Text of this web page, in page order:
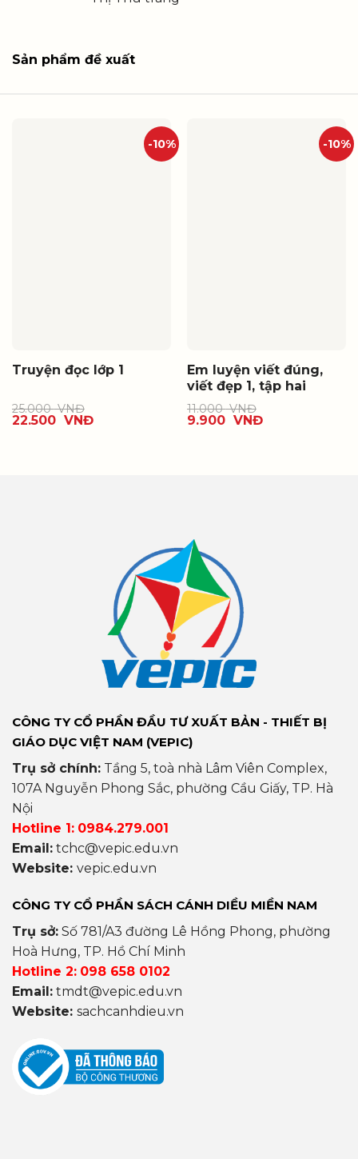
Sản phẩm đề xuất
-10%
Truyện đọc lớp 1
25.000VNĐ
22.500 VNĐ
-10%
Em luyện viết đúng,
viết đẹp 1, tập hai
11.000VNĐ
9.900 VNĐ
CÔNG TY CỔ PHẦN ĐẦU TƯ XUẤT BẢN - THIẾT BỊ
GIÁO DỤC VIỆT NAM (VEPIC)
Trụ sở chính: Tầng 5, toà nhà Lâm Viên Complex,
107A Nguyễn Phong Sắc, phường Cầu Giấy, TP. Hà
Nội
Hotline 1: 0984.279.001
Email: tchc@vepic.edu.vn
Website: vepic.edu.vn
CÔNG TY CỔ PHẦN SÁCH CÁNH DIỀU MIỀN NAM
Trụ sở: Số 781/A3 đường Lê Hồng Phong, phường
Hoà Hưng, TP. Hồ Chí Minh
Hotline 2: 098 658 0102
Email: tmdt@vepic.edu.vn
Website: sachcanhdieu.vn